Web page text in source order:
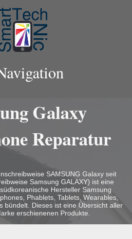
Galaxy
Reparatur
SAMSUNG Galaxy seit
Samsung GALAXY) ist eine
Hersteller Samsung
Phablets, Tablets, Wearables,
bündelt. Dieses ist eine Übersicht aller
erschienenen Produkte.